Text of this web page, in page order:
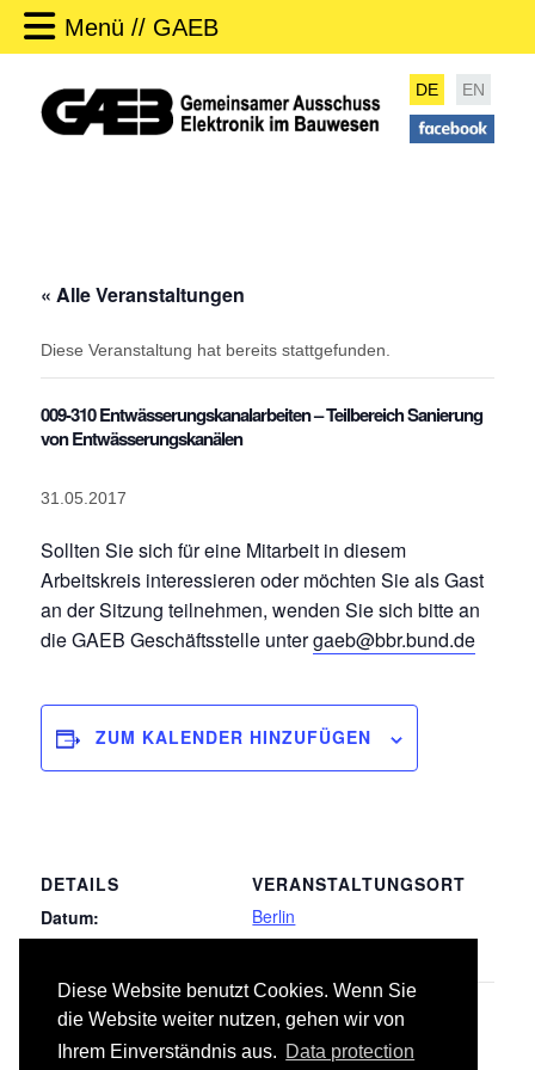
Diese Website benutzt Cookies. Wenn Sie
die Website weiter nutzen, gehen wir von
Ihrem Einverständnis aus. Data protection
Menü // GAEB
DE EN
« Alle Veranstaltungen
Diese Veranstaltung hat bereits stattgefunden.
009-310 Entwässerungskanalarbeiten – Teilbereich Sanierung
von Entwässerungskanälen
31.05.2017
Sollten Sie sich für eine Mitarbeit in diesem
Arbeitskreis interessieren oder möchten Sie als Gast
an der Sitzung teilnehmen, wenden Sie sich bitte an
die GAEB Geschäftsstelle untergaeb@bbr.bund.de
ZUM KALENDER HINZUFÜGEN
DETAILS
Datum:
VERANSTALTUNGSORT
Berlin
070
Gebäudeautomation
050 Blitzschutz-/Erdungsanlagen,
Überspannungsschutz